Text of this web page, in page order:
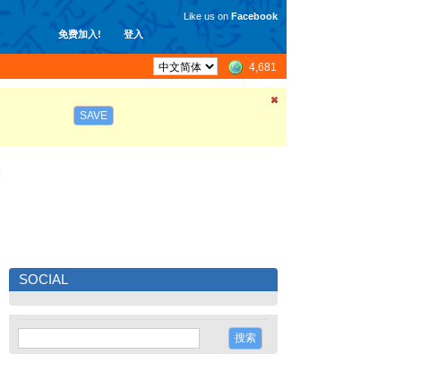
免费加入! 登入
Like us on Facebook
4,681
SAVE
SOCIAL